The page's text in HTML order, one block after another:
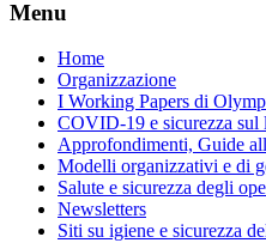
Menu
Home
Organizzazione
I Working Papers di
COVID-19 e sicurezza sul
Approfondimenti, Guide
Modelli organizzativi e di
Salute e sicurezza degli
Newsletters
Siti su igiene e sicurezza